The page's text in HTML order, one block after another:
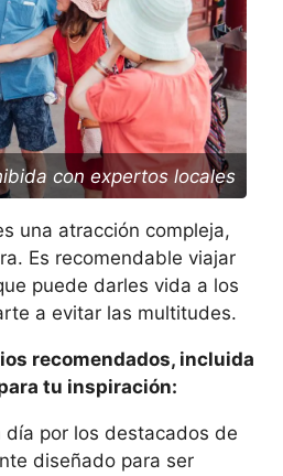
con expertos locales
una atracción compleja,
Es recomendable viajar
puede darles vida a los
a evitar las multitudes.
recomendados, incluida
tu inspiración:
por los destacados de
diseñado para ser